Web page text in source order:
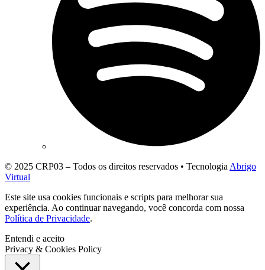
© 2025 CRP03 – Todos os direitos reservados • Tecnologia Abrigo
Virtual
Este site usa cookies funcionais e scripts para melhorar sua
experiência. Ao continuar navegando, você concorda com nossa
Política de Privacidade.
Entendi e aceito
Privacy & Cookies Policy